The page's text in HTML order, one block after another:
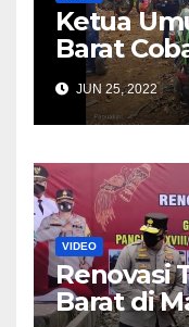
Ketua
Barat
Bersama
Mandacan
JUN 25, 2022
VIDEO
Renovasi
Barat di